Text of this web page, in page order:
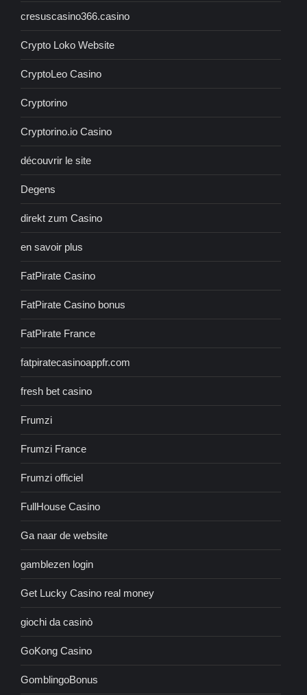
cresuscasino366.casino
Crypto Loko Website
CryptoLeo Casino
Cryptorino
Cryptorino.io Casino
découvrir le site
Degens
direkt zum Casino
en savoir plus
FatPirate Casino
FatPirate Casino bonus
FatPirate France
fatpiratecasinoappfr.com
fresh bet casino
Frumzi
Frumzi France
Frumzi officiel
FullHouse Casino
Ga naar de website
gamblezen login
Get Lucky Casino real money
giochi da casinò
GoKong Casino
GomblingoBonus